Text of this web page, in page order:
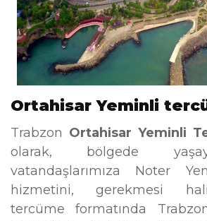
Ortahisar Yeminli
Trabzon Ortahisar Yeminli
olarak, bölgede
vatandaşlarımıza Noter
hizmetini, gerekmesi
tercüme formatında